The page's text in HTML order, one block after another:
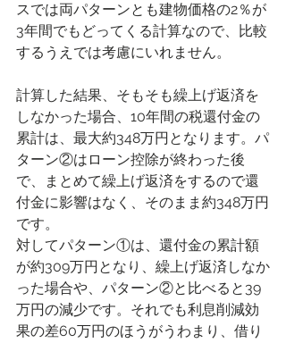
スでは両パターンとも建物価格の2％が
3年間でもどってくる計算なので、比較
するうえでは考慮にいれません。
計算した結果、そもそも繰上げ返済を
しなかった場合、10年間の税還付金の
累計は、最大約348万円となります。パ
ターン②はローン控除が終わった後
で、まとめて繰上げ返済をするので還
付金に影響はなく、そのまま約348万円
です。
対してパターン①は、還付金の累計額
が約309万円となり、繰上げ返済しなか
った場合や、パターン②と比べると39
万円の減少です。それでも利息削減効
果の差60万円のほうがうわまり、借り